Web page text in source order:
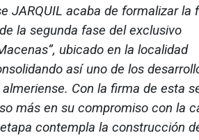
JARQUIL acaba de formalizar la
la segunda fase del exclusivo
ubicado en la localidad
así uno de los
Con la firma de esta
más en su compromiso con la
contempla la construcción